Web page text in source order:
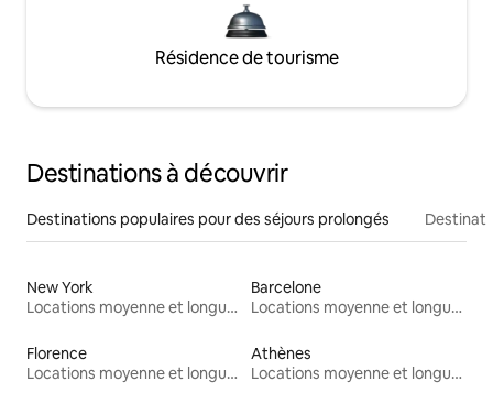
Résidence de tourisme
Destinations à découvrir
Destinations populaires pour des séjours prolongés
New York
Locations moyenne et longue durée
Barcelone
Locations moyenne et longue durée
Florence
Locations moyenne et longue durée
Athènes
Locations moyenne et longue durée